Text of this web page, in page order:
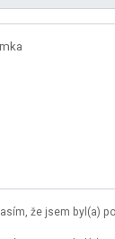
že jsem byl(a)